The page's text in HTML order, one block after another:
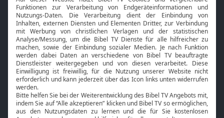
Neuigkeiten
Smart TV
HbbTV
Bibelthek Online-Bibel
Nächster Gottesdienst
Bibel TV
Über uns
Jobs
Service
Kontakt
TV-Empfang